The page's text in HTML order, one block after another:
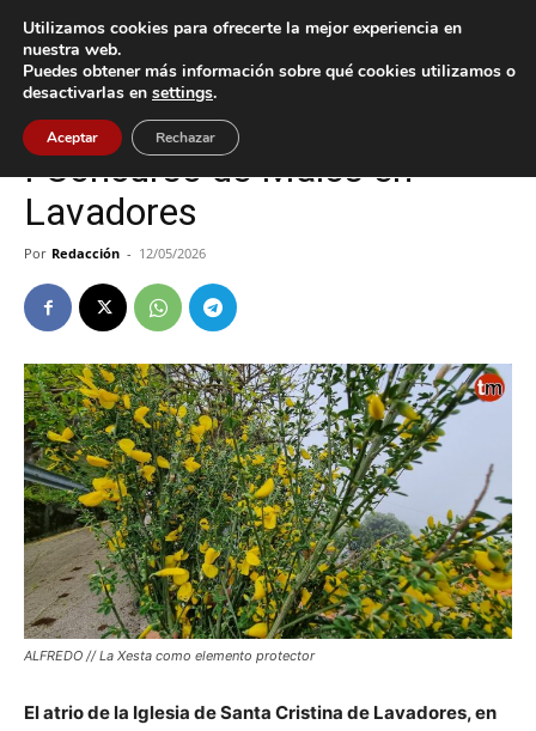
Inicio Cultura / Ocio
Cultura / Ocio Vigo
I Concurso de Maios en
Lavadores
Por Redacción - 12/05/2026
ALFREDO // La Xesta como elemento protector
El atrio de la Iglesia de Santa Cristina de Lavadores, en
Utilizamos cookies para ofrecerte la mejor experiencia en
nuestra web.
Puedes obtener más información sobre qué cookies utilizamos o
desactivarlas en settings.
Aceptar Rechazar